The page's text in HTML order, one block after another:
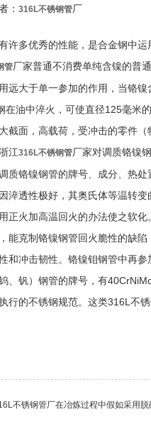
： 316L不锈钢管厂
许多优秀的性能，是合金钢中
管厂家普通不消费单纯含镍的普
远大于单一参加的作用，当铬
在油中淬火，可使直径125毫米
截面，高载荷，受冲击的零件
江316L不锈钢管厂家对调质铬镍
质铬镍钢管的牌号、成分、热
淬透性极好，其奥氏体等温转
正火加高温回火的办法使之软
能克制铬镍钢管回火脆性的缺
和冲击韧性。铬镍钼钢管中再
、钒）钢管的牌号，有
行的不锈钢规范。这类316L不
不锈钢管厂在冶炼过程中假如采用